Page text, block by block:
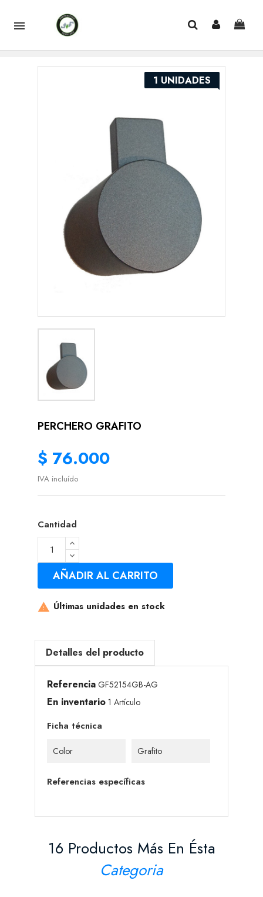

1 UNIDADES
PERCHERO GRAFITO
$ 76.000
IVA incluído
Cantidad
AÑADIR AL CARRITO
 Últimas unidades en stock
Detalles del producto
Referencia GF52154GB-AG
En inventario 1 Artículo
Ficha técnica
Color Grafito
Referencias específicas
16 Productos Más En Ésta
Categoria